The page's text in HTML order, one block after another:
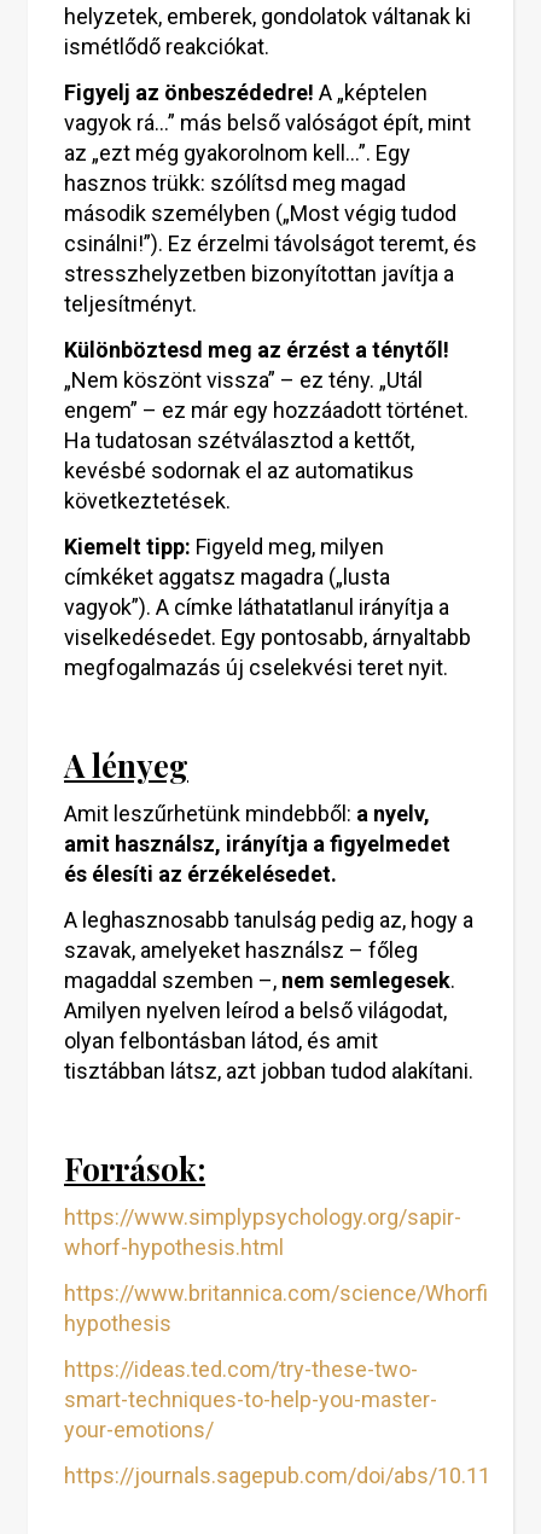
helyzetek, emberek, gondolatok váltanak ki
ismétlődő reakciókat.
Figyelj az önbeszédedre! A „képtelen
vagyok rá…” más belső valóságot épít, mint
az „ezt még gyakorolnom kell…”. Egy
hasznos trükk: szólítsd meg magad
második személyben („Most végig tudod
csinálni!”). Ez érzelmi távolságot teremt, és
stresszhelyzetben bizonyítottan javítja a
teljesítményt.
Különböztesd meg az érzést a ténytől!
„Nem köszönt vissza” – ez tény. „Utál
engem” – ez már egy hozzáadott történet.
Ha tudatosan szétválasztod a kettőt,
kevésbé sodornak el az automatikus
következtetések.
Kiemelt tipp: Figyeld meg, milyen
címkéket aggatsz magadra („lusta
vagyok”). A címke láthatatlanul irányítja a
viselkedésedet. Egy pontosabb, árnyaltabb
megfogalmazás új cselekvési teret nyit.
A lényeg
Amit leszűrhetünk mindebből: a nyelv,
amit használsz, irányítja a figyelmedet
és élesíti az érzékelésedet.
A leghasznosabb tanulság pedig az, hogy a
szavak, amelyeket használsz – főleg
magaddal szemben –, nem semlegesek.
Amilyen nyelven leírod a belső világodat,
olyan felbontásban látod, és amit
tisztábban látsz, azt jobban tudod alakítani.
Források:
https://www.simplypsychology.org/sapir-
whorf-hypothesis.html
https://www.britannica.com/science/Whorfian-
hypothesis
https://ideas.ted.com/try-these-two-
smart-techniques-to-help-you-master-
your-emotions/
https://journals.sagepub.com/doi/abs/10.1177/